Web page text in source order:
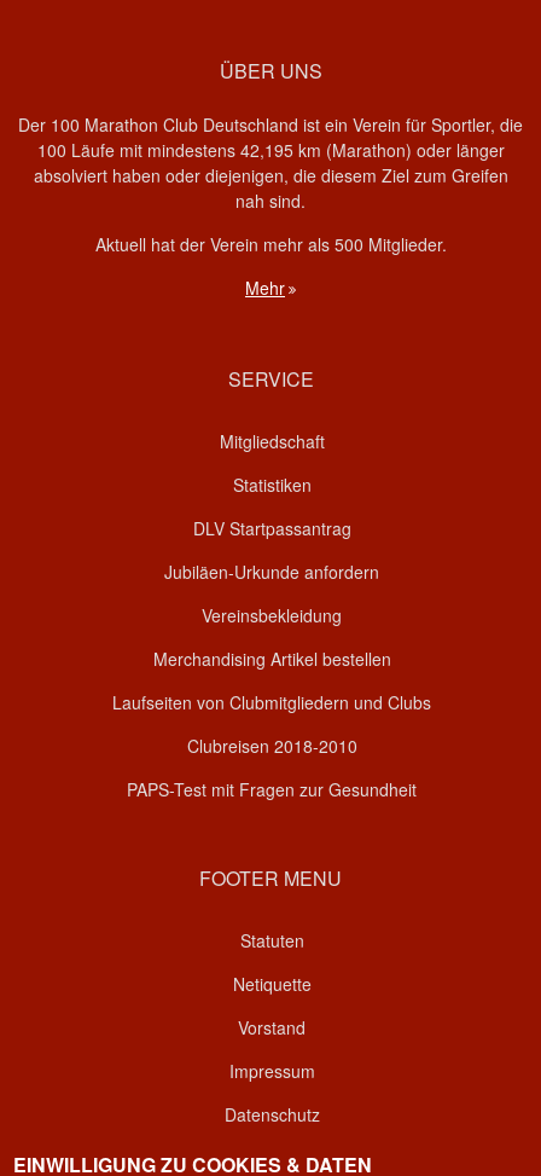
ÜBER UNS
Der 100 Marathon Club Deutschland ist ein Verein für Sportler, die
100 Läufe mit mindestens 42,195 km (Marathon) oder länger
absolviert haben oder diejenigen, die diesem Ziel zum Greifen
nah sind.
Aktuell hat der Verein mehr als 500 Mitglieder.
Mehr
SERVICE
Mitgliedschaft
Statistiken
DLV Startpassantrag
Jubiläen-Urkunde anfordern
Vereinsbekleidung
Merchandising Artikel bestellen
Laufseiten von Clubmitgliedern und Clubs
Clubreisen 2018-2010
PAPS-Test mit Fragen zur Gesundheit
FOOTER MENU
Statuten
Netiquette
Vorstand
Impressum
Datenschutz
Kontakt
EINWILLIGUNG ZU COOKIES & DATEN